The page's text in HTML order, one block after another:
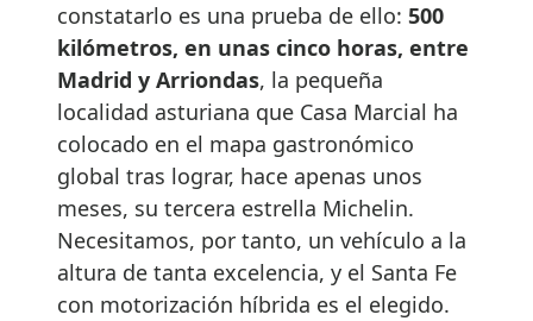
constatarlo es una prueba de ello: 500
kilómetros, en unas cinco horas, entre
Madrid y Arriondas, la pequeña
localidad asturiana que Casa Marcial ha
colocado en el mapa gastronómico
global tras lograr, hace apenas unos
meses, su tercera estrella Michelin.
Necesitamos, por tanto, un vehículo a la
altura de tanta excelencia, y el Santa Fe
con motorización híbrida es el elegido.